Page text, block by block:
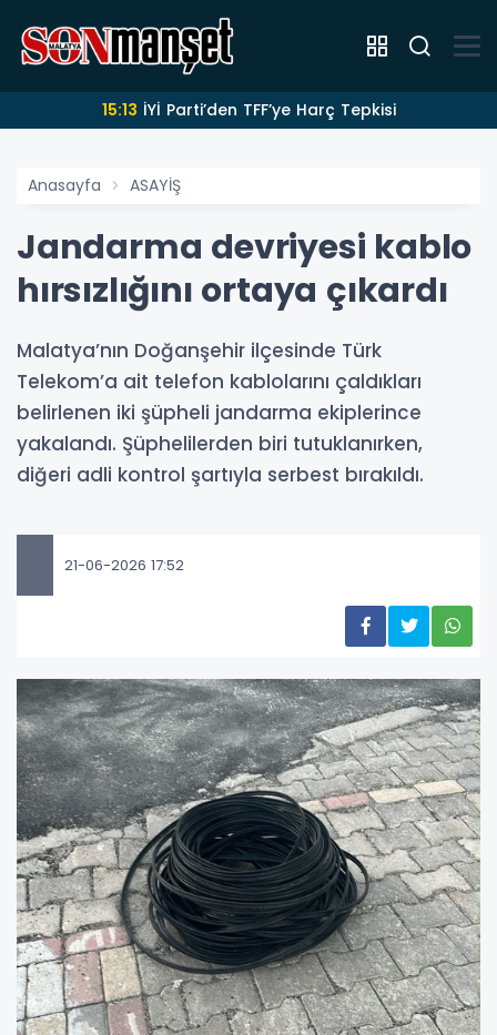
15:13 İYİ Parti’den TFF’ye Harç Tepkisi
Anasayfa ASAYİŞ
Jandarma devriyesi kablo
hırsızlığını ortaya çıkardı
Malatya’nın Doğanşehir ilçesinde Türk
Telekom’a ait telefon kablolarını çaldıkları
belirlenen iki şüpheli jandarma ekiplerince
yakalandı. Şüphelilerden biri tutuklanırken,
diğeri adli kontrol şartıyla serbest bırakıldı.
21-06-2026 17:52